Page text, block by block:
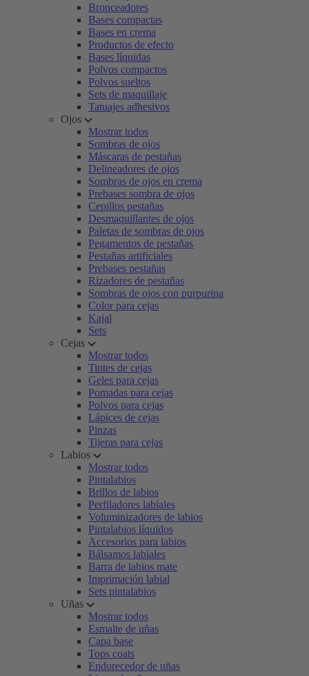
Bronceadores
Bases compactas
Bases en crema
Productos de efecto
Bases líquidas
Polvos compactos
Polvos sueltos
Sets de maquillaje
Tatuajes adhesivos
Ojos
Mostrar todos
Sombras de ojos
Máscaras de pestañas
Delineadores de ojos
Sombras de ojos en crema
Prebases sombra de ojos
Cepillos pestañas
Desmaquillantes de ojos
Paletas de sombras de ojos
Pegamentos de pestañas
Pestañas artificiales
Prebases pestañas
Rizadores de pestañas
Sombras de ojos con purpurina
Color para cejas
Kajal
Sets
Cejas
Mostrar todos
Tintes de cejas
Geles para cejas
Pomadas para cejas
Polvos para cejas
Lápices de cejas
Pinzas
Tijeras para cejas
Labios
Mostrar todos
Pintalabios
Brillos de labios
Perfiladores labiales
Voluminizadores de labios
Pintalabios líquidos
Accesorios para labios
Bálsamos labiales
Barra de labios mate
Imprimación labial
Sets pintalabios
Uñas
Mostrar todos
Esmalte de uñas
Capa base
Tops coats
Endurecedor de uñas